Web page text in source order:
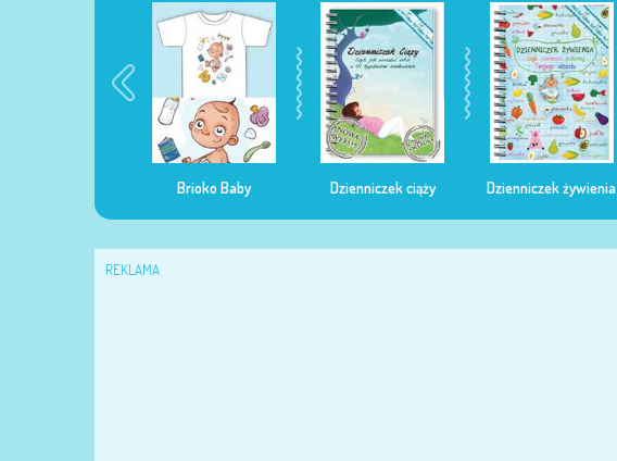
Brioko Baby Dzienniczek ciąży Dzienniczek żywienia
REKLAMA